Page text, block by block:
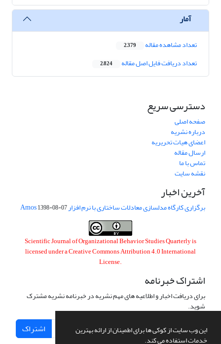
این وب سایت از کوکی ها برای اطمینان از ارائه بهترین
خدمات استفاده می کند.
آمار
تعداد مشاهده مقاله 2,379
تعداد دریافت فایل اصل مقاله 2,824
دسترسی سریع
صفحه اصلی
درباره نشریه
اعضای هیات تحریریه
ارسال مقاله
تماس با ما
نقشه سایت
آخرین اخبار
برگزاری کارگاه مدلسازی معادلات ساختاری با نرم افزار Amos1398-08-07
Scientific Journal of Organizational Behavior Studies Quarterly is
licensed under aCreative Commons Attribution 4.0 International
License.
اشتراک خبرنامه
برای دریافت اخبار و اطلاعیه های مهم نشریه در خبرنامه نشریه مشترک
شوید.
اشتراک